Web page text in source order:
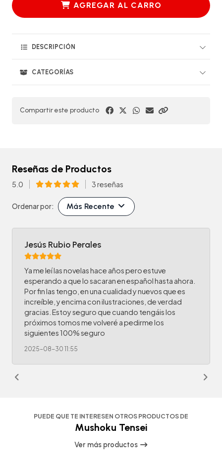
AGREGAR AL CARRO
DESCRIPCIÓN
CATEGORÍAS
Compartir este producto
Reseñas de Productos
5.0 3 reseñas
Ordenar por: Más Recente
Jesús Rubio Perales
Ya me leí las novelas hace años pero estuve
esperando a que lo sacaran en español hasta ahora.
Por fin las tengo, en una cualidad y nuevos que es
increíble, y encima con ilustraciones, de verdad
gracias. Estoy seguro que cuando tengáis los
próximos tomos me volveré a pedirme los
siguientes 100% seguro
2025-08-30 11:55
PUEDE QUE TE INTERESEN OTROS PRODUCTOS DE
Mushoku Tensei
Ver más productos